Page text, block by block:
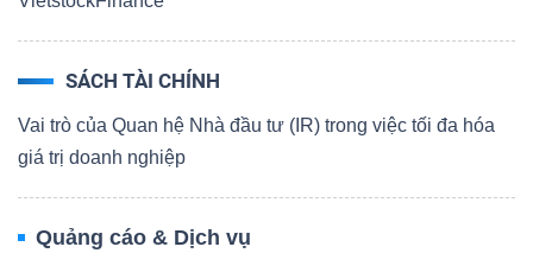
SÁCH TÀI CHÍNH
Vai trò của Quan hệ Nhà đầu tư (IR) trong việc tối đa hóa
giá trị doanh nghiệp
Quảng cáo & Dịch vụ